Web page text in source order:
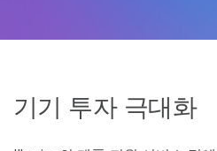
추천 링크
기기 투자 극대화